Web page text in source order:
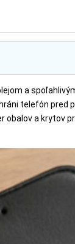
a
telefón pred
obalov a krytov